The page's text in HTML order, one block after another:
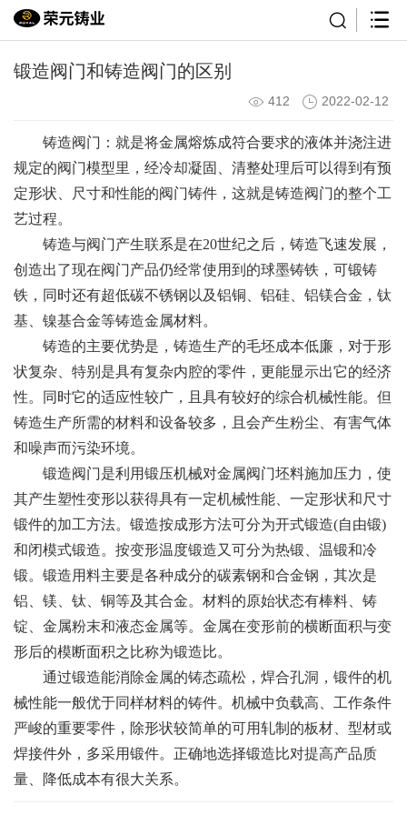
锻造阀门和铸造阀门的区别
412 2022-02-12
铸造阀门：就是将金属熔炼成符合要求的液体并浇注进
规定的阀门模型里，经冷却凝固、清整处理后可以得到有预
定形状、尺寸和性能的阀门铸件，这就是铸造阀门的整个工
艺过程。
铸造与阀门产生联系是在20世纪之后，铸造飞速发展，
创造出了现在阀门产品仍经常使用到的球墨铸铁，可锻铸
铁，同时还有超低碳不锈钢以及铝铜、铝硅、铝镁合金，钛
基、镍基合金等铸造金属材料。
铸造的主要优势是，铸造生产的毛坯成本低廉，对于形
状复杂、特别是具有复杂内腔的零件，更能显示出它的经济
性。同时它的适应性较广，且具有较好的综合机械性能。但
铸造生产所需的材料和设备较多，且会产生粉尘、有害气体
和噪声而污染环境。
锻造阀门是利用锻压机械对金属阀门坯料施加压力，使
其产生塑性变形以获得具有一定机械性能、一定形状和尺寸
锻件的加工方法。锻造按成形方法可分为开式锻造(自由锻)
和闭模式锻造。按变形温度锻造又可分为热锻、温锻和冷
锻。锻造用料主要是各种成分的碳素钢和合金钢，其次是
铝、镁、钛、铜等及其合金。材料的原始状态有棒料、铸
锭、金属粉末和液态金属等。金属在变形前的横断面积与变
形后的模断面积之比称为锻造比。
通过锻造能消除金属的铸态疏松，焊合孔洞，锻件的机
械性能一般优于同样材料的铸件。机械中负载高、工作条件
严峻的重要零件，除形状较简单的可用轧制的板材、型材或
焊接件外，多采用锻件。正确地选择锻造比对提高产品质
量、降低成本有很大关系。